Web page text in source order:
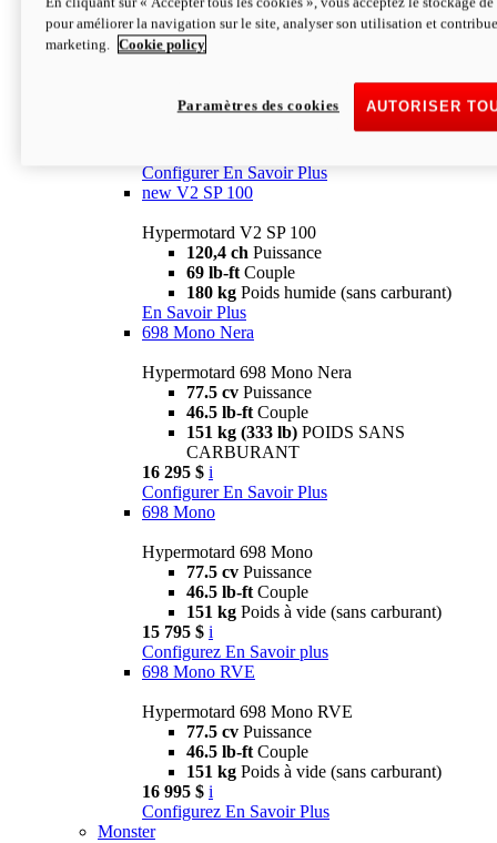
Configurer En Savoir Plus
newV2 SP
69 lb-ftCouple
Poids humide (sans carburant)
Configurer En Savoir Plus
new V2 SP 100
Hypermotard V2 SP 100
120,4 ch Puissance
69 lb-ft Couple
180 kg Poids humide (sans carburant)
En Savoir Plus
698 Mono Nera
Hypermotard 698 Mono Nera
77.5 cv Puissance
46.5 lb-ft Couple
151 kg (333 lb) POIDS SANS
CARBURANT
16 295 $ i
Configurer En Savoir Plus
698 Mono
Hypermotard 698 Mono
77.5 cv Puissance
46.5 lb-ft Couple
151 kg Poids à vide (sans carburant)
15 795 $ i
Configurez En Savoir plus
698 Mono RVE
Hypermotard 698 Mono RVE
77.5 cv Puissance
46.5 lb-ft Couple
151 kg Poids à vide (sans carburant)
16 995 $ i
Configurez En Savoir Plus
Monster
pour améliorer la navigation sur le site, analyser son utilisation et
marketing.
Cookie policy
AUTORISER
Paramètres des cookies